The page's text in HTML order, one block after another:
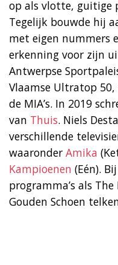
op als vlotte, guitige
Tegelijk bouwde hij
met eigen nummers
erkenning voor zijn
Antwerpse
Vlaamse Ultratop
de MIA’s. In 2019
van Thuis. Niels
verschillende
waaronder Amika
Kampioenen (Eén).
programma’s als
Gouden Schoen